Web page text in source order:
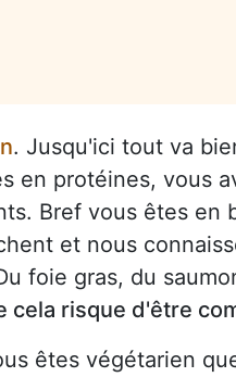
. Jusqu'ici tout va
en protéines, vous
Bref vous êtes en
et nous
foie gras, du
cela risque d'être
êtes végétarien